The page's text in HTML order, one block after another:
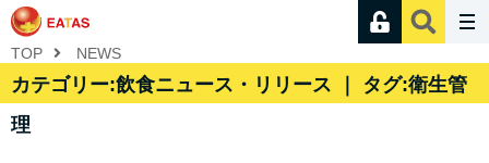
TOP NEWS
カテゴリー:飲食ニュース・リリース ｜ タグ:衛生管
理